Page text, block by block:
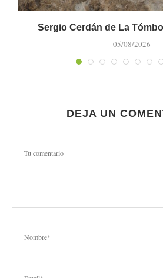
Sergio Cerdán de La
05/08/2026
DEJA UN